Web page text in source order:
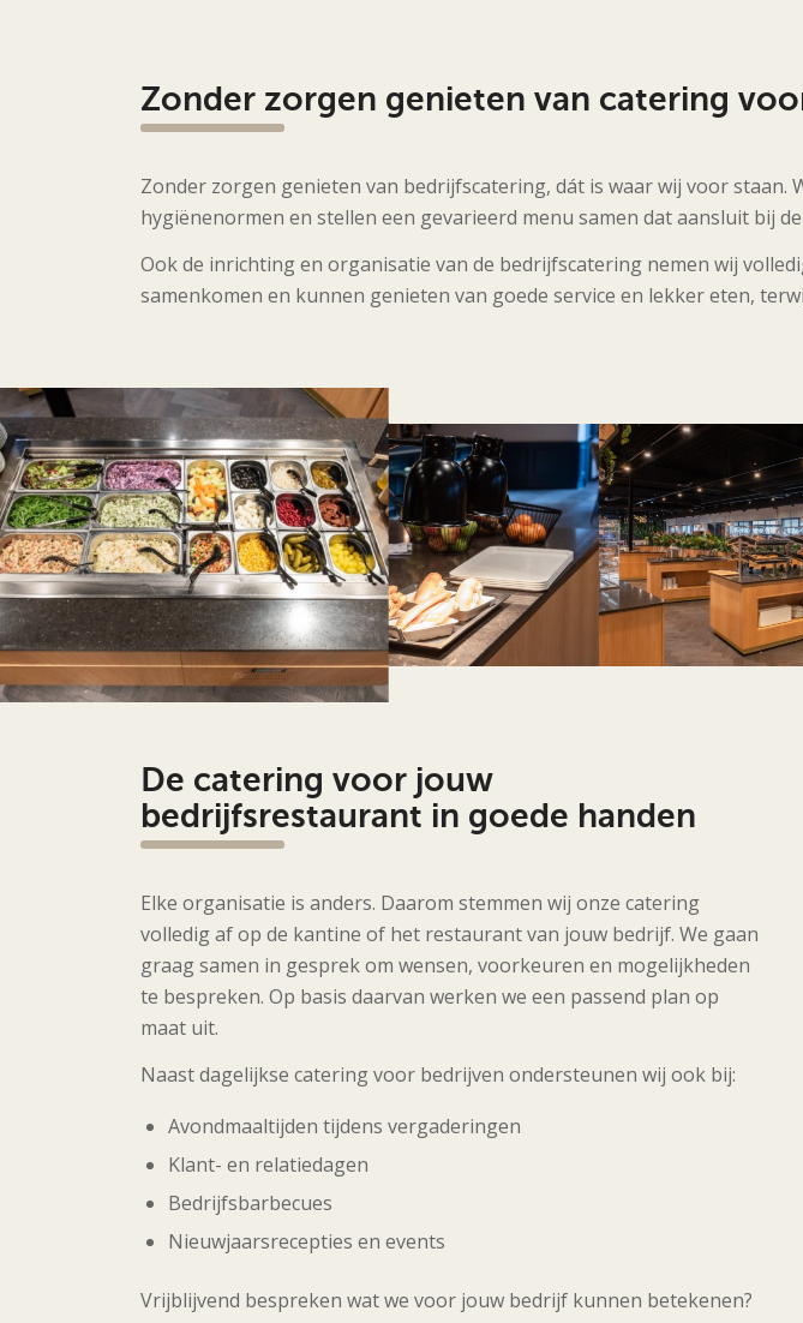
Zonder zorgen genieten van catering
Zonder zorgen genieten van bedrijfscatering, dát is waar wij voor
hygiënenormen en stellen een gevarieerd menu samen dat aansluit bij
Ook de inrichting en organisatie van de bedrijfscatering nemen wij
samenkomen en kunnen genieten van goede service en lekker eten,
De catering voor jouw
bedrijfsrestaurant in goede handen
Elke organisatie is anders. Daarom stemmen wij onze catering
volledig af op de kantine of het restaurant van jouw bedrijf. We gaan
graag samen in gesprek om wensen, voorkeuren en mogelijkheden
te bespreken. Op basis daarvan werken we een passend plan op
maat uit.
Naast dagelijkse catering voor bedrijven ondersteunen wij ook bij:
Avondmaaltijden tijdens vergaderingen
Klant- en relatiedagen
Bedrijfsbarbecues
Nieuwjaarsrecepties en events
Vrijblijvend bespreken wat we voor jouw bedrijf kunnen betekenen?